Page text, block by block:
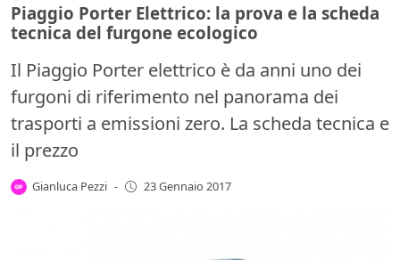
Piaggio Porter Elettrico: la prova e la scheda
tecnica del furgone ecologico
Il Piaggio Porter elettrico è da anni uno dei
furgoni di riferimento nel panorama dei
trasporti a emissioni zero. La scheda tecnica e
il prezzo
Gianluca Pezzi - 23 Gennaio 2017